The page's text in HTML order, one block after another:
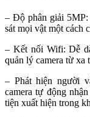
– Độ phân giải 5MP:
sát mọi vật một cách
– Kết nối Wifi: Dễ
quản lý camera từ xa
– Phát hiện người
camera tự động
tiện xuất hiện trong